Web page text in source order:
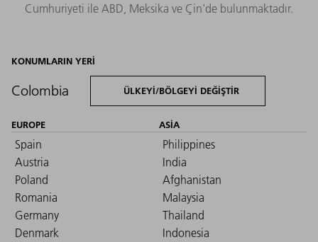
Cumhuriyeti ile ABD, Meksika ve Çin'de bulunmaktadır.
KONUMLARIN YERI
Colombia ÜLKEYI/BÖLGEYI DEĞIŞTIR
EUROPE
Spain
Austria
Poland
Romania
Germany
Denmark
ASIA
Philippines
India
Afghanistan
Malaysia
Thailand
Indonesia